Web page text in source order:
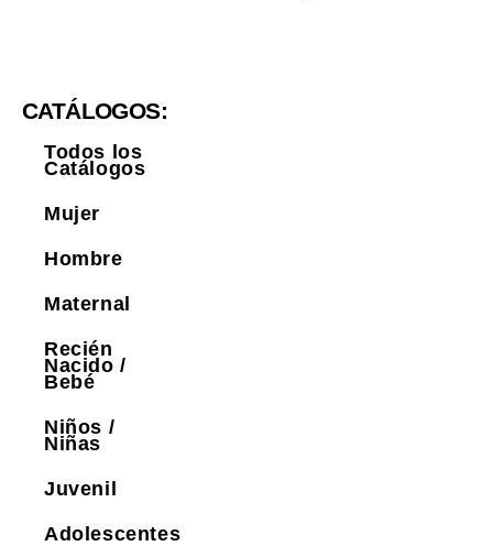
CATÁLOGOS:
Todos los
Catálogos
Mujer
Hombre
Maternal
Recién
Nacido /
Bebé
Niños /
Niñas
Juvenil
Adolescentes